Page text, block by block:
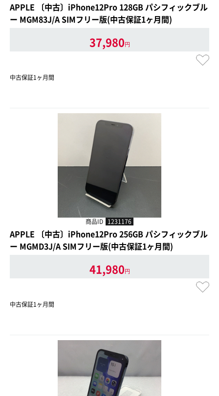
APPLE 〔中古〕iPhone12Pro 128GB パシフィックブル
ー MGM83J/A SIMフリー版(中古保証1ヶ月間)
37,980円
中古保証1ヶ月間
商品ID 1231176
APPLE 〔中古〕iPhone12Pro 256GB パシフィックブル
ー MGMD3J/A SIMフリー版(中古保証1ヶ月間)
41,980円
中古保証1ヶ月間